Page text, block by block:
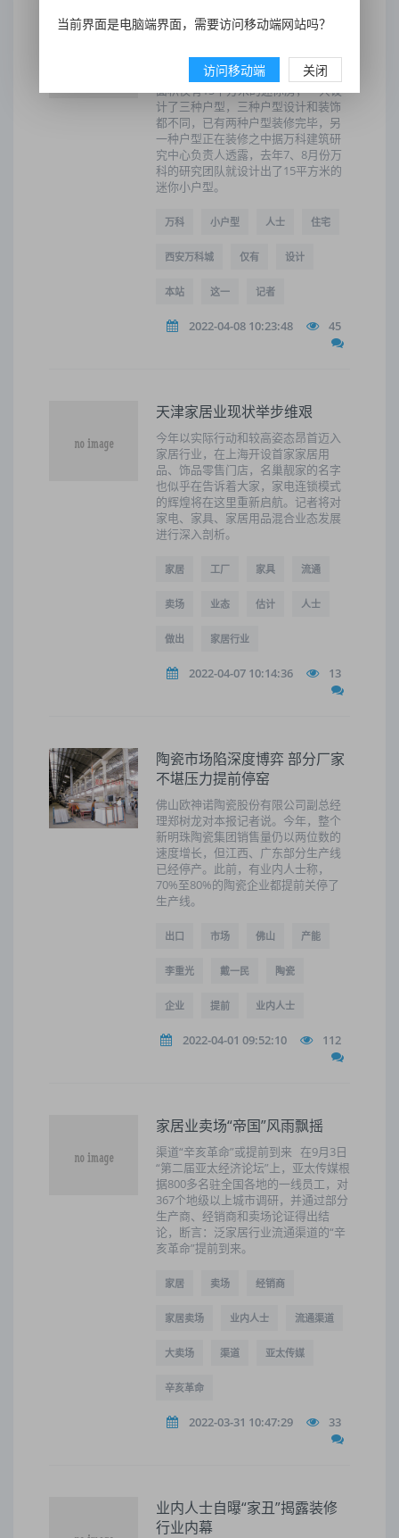
北京开发商试水15平方米“袖珍
据万科工作人员介绍，这种室内使用
面积仅有15平方米的迷你房，一共设
计了三种户型，三种户型设计和装饰
都不同，已有两种户型装修完毕，另
一种户型正在装修之中据万科建筑研
究中心负责人透露，去年7、8月份万
科的研究团队就设计出了15平方米的
迷你小户型。
万科 小户型 人士 住宅
西安万科城 仅有 设计
本站 这一 记者
2022-04-08 10:23:48 45
天津家居业现状举步维艰
今年以实际行动和较高姿态昂首迈入
家居行业，在上海开设首家家居用
品、饰品零售门店，名巢靓家的名字
也似乎在告诉着大家，家电连锁模式
的辉煌将在这里重新启航。记者将对
家电、家具、家居用品混合业态发展
进行深入剖析。
家居 工厂 家具 流通
卖场 业态 估计 人士
做出 家居行业
2022-04-07 10:14:36 13
陶瓷市场陷深度博弈 部分厂家
不堪压力提前停窑
佛山欧神诺陶瓷股份有限公司副总经
理郑树龙对本报记者说。今年，整个
新明珠陶瓷集团销售量仍以两位数的
速度增长，但江西、广东部分生产线
已经停产。此前，有业内人士称，
70%至80%的陶瓷企业都提前关停了
生产线。
出口 市场 佛山 产能
李重光 戴一民 陶瓷
企业 提前 业内人士
2022-04-01 09:52:10 112
家居业卖场“帝国”风雨飘摇
渠道“辛亥革命”或提前到来 在9月3日
“第二届亚太经济论坛”上，亚太传媒根
据800多名驻全国各地的一线员工，对
367个地级以上城市调研，并通过部分
生产商、经销商和卖场论证得出结
论，断言：泛家居行业流通渠道的“辛
亥革命”提前到来。
家居 卖场 经销商
家居卖场 业内人士 流通渠道
大卖场 渠道 亚太传媒
辛亥革命
2022-03-31 10:47:29 33
业内人士自曝“家丑”揭露装修
行业内幕
当前界面是电脑端界面，需要访问移动端网站吗？
访问移动端 关闭